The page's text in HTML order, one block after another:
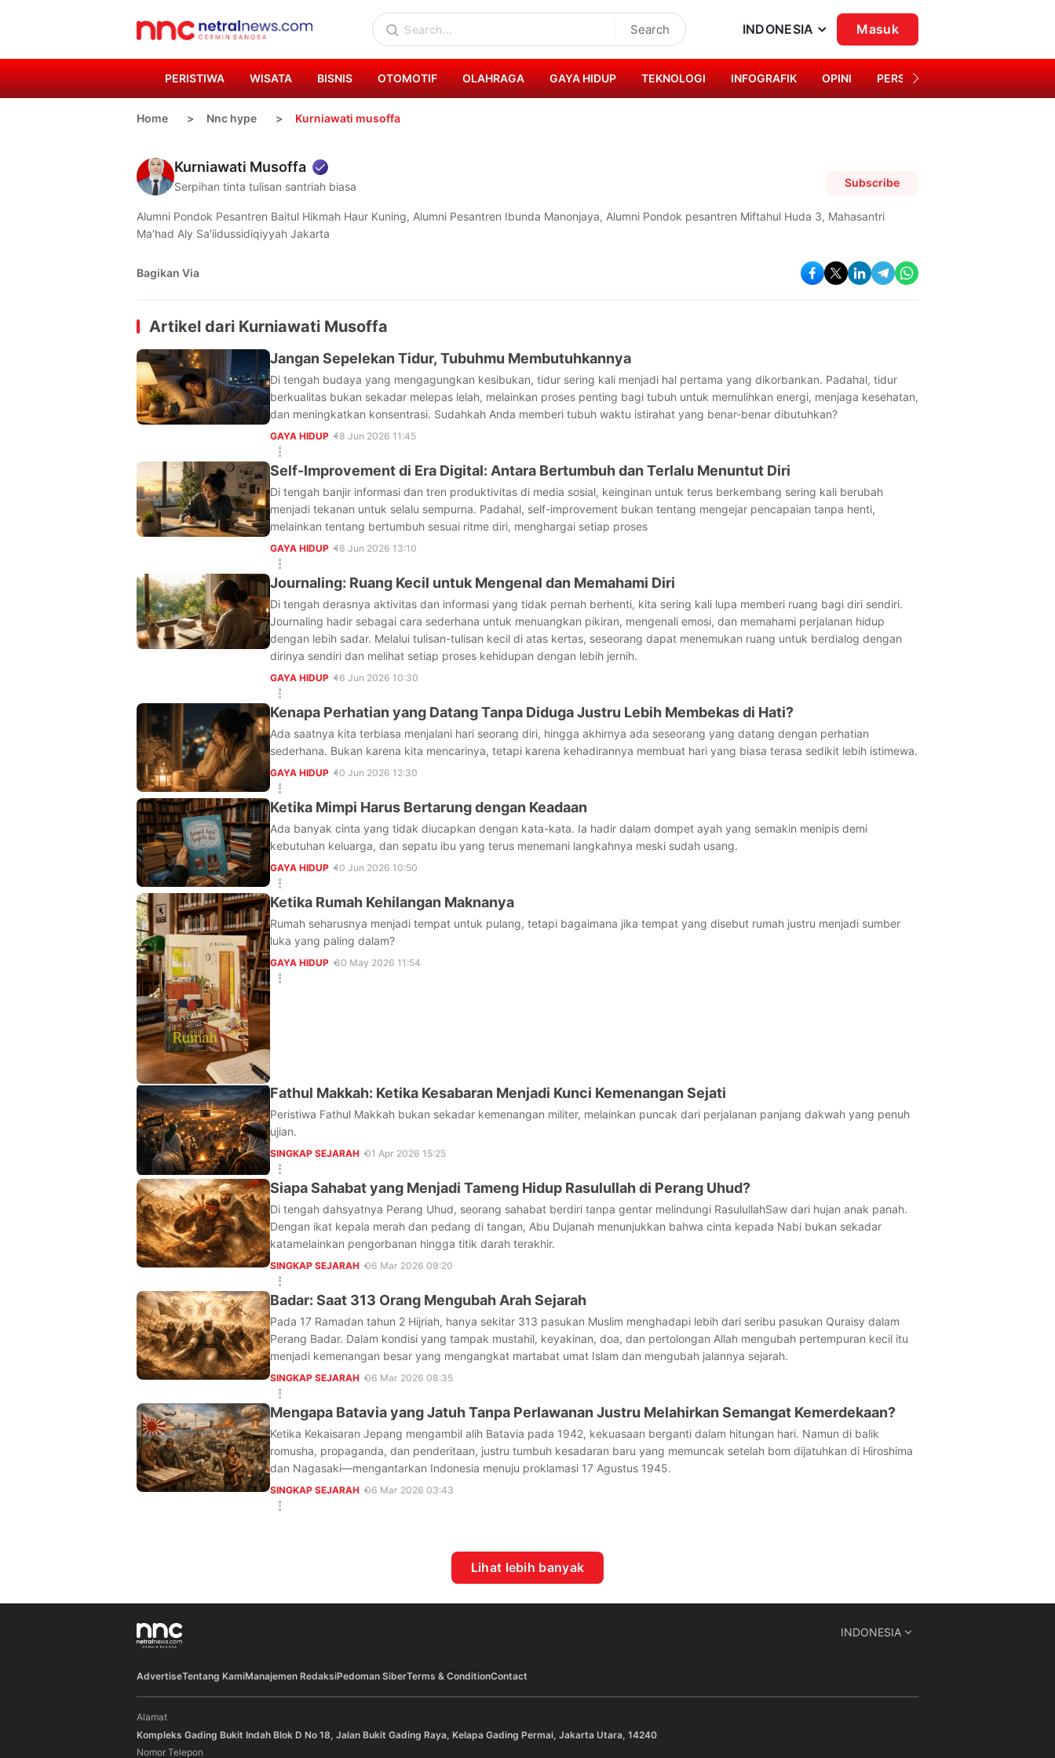
Search INDONESIA Masuk
PERISTIWA WISATA BISNIS OTOMOTIF OLAHRAGA GAYA HIDUP TEKNOLOGI INFOGRAFIK OPINI PERSONA
Home Nnc hype Kurniawati musoffa
Kurniawati Musoffa
Serpihan tinta tulisan santriah biasa Subscribe
Alumni Pondok Pesantren Baitul Hikmah Haur Kuning, Alumni Pesantren Ibunda Manonjaya, Alumni Pondok pesantren Miftahul Huda 3, Mahasantri
Ma'had Aly Sa'iidussidiqiyyah Jakarta
Bagikan Via
Artikel dari Kurniawati Musoffa
Jangan Sepelekan Tidur, Tubuhmu Membutuhkannya
Di tengah budaya yang mengagungkan kesibukan, tidur sering kali menjadi hal pertama yang dikorbankan. Padahal, tidur
berkualitas bukan sekadar melepas lelah, melainkan proses penting bagi tubuh untuk memulihkan energi, menjaga kesehatan,
dan meningkatkan konsentrasi. Sudahkah Anda memberi tubuh waktu istirahat yang benar-benar dibutuhkan?
GAYA HIDUP 18 Jun 2026 11:45
Self-Improvement di Era Digital: Antara Bertumbuh dan Terlalu Menuntut Diri
Di tengah banjir informasi dan tren produktivitas di media sosial, keinginan untuk terus berkembang sering kali berubah
menjadi tekanan untuk selalu sempurna. Padahal, self-improvement bukan tentang mengejar pencapaian tanpa henti,
melainkan tentang bertumbuh sesuai ritme diri, menghargai setiap proses
GAYA HIDUP 16 Jun 2026 13:10
Journaling: Ruang Kecil untuk Mengenal dan Memahami Diri
Di tengah derasnya aktivitas dan informasi yang tidak pernah berhenti, kita sering kali lupa memberi ruang bagi diri sendiri.
Journaling hadir sebagai cara sederhana untuk menuangkan pikiran, mengenali emosi, dan memahami perjalanan hidup
dengan lebih sadar. Melalui tulisan-tulisan kecil di atas kertas, seseorang dapat menemukan ruang untuk berdialog dengan
dirinya sendiri dan melihat setiap proses kehidupan dengan lebih jernih.
GAYA HIDUP 16 Jun 2026 10:30
Kenapa Perhatian yang Datang Tanpa Diduga Justru Lebih Membekas di Hati?
Ada saatnya kita terbiasa menjalani hari seorang diri, hingga akhirnya ada seseorang yang datang dengan perhatian
sederhana. Bukan karena kita mencarinya, tetapi karena kehadirannya membuat hari yang biasa terasa sedikit lebih istimewa.
GAYA HIDUP 10 Jun 2026 12:30
Ketika Mimpi Harus Bertarung dengan Keadaan
Ada banyak cinta yang tidak diucapkan dengan kata-kata. Ia hadir dalam dompet ayah yang semakin menipis demi
kebutuhan keluarga, dan sepatu ibu yang terus menemani langkahnya meski sudah usang.
GAYA HIDUP 10 Jun 2026 10:50
Ketika Rumah Kehilangan Maknanya
Rumah seharusnya menjadi tempat untuk pulang, tetapi bagaimana jika tempat yang disebut rumah justru menjadi sumber
luka yang paling dalam?
GAYA HIDUP 30 May 2026 11:54
Fathul Makkah: Ketika Kesabaran Menjadi Kunci Kemenangan Sejati
Peristiwa Fathul Makkah bukan sekadar kemenangan militer, melainkan puncak dari perjalanan panjang dakwah yang penuh
ujian.
SINGKAP SEJARAH 01 Apr 2026 15:25
Siapa Sahabat yang Menjadi Tameng Hidup Rasulullah di Perang Uhud?
Di tengah dahsyatnya Perang Uhud, seorang sahabat berdiri tanpa gentar melindungi RasulullahSaw dari hujan anak panah.
Dengan ikat kepala merah dan pedang di tangan, Abu Dujanah menunjukkan bahwa cinta kepada Nabi bukan sekadar
katamelainkan pengorbanan hingga titik darah terakhir.
SINGKAP SEJARAH 06 Mar 2026 09:20
Badar: Saat 313 Orang Mengubah Arah Sejarah
Pada 17 Ramadan tahun 2 Hijriah, hanya sekitar 313 pasukan Muslim menghadapi lebih dari seribu pasukan Quraisy dalam
Perang Badar. Dalam kondisi yang tampak mustahil, keyakinan, doa, dan pertolongan Allah mengubah pertempuran kecil itu
menjadi kemenangan besar yang mengangkat martabat umat Islam dan mengubah jalannya sejarah.
SINGKAP SEJARAH 06 Mar 2026 08:35
Mengapa Batavia yang Jatuh Tanpa Perlawanan Justru Melahirkan Semangat Kemerdekaan?
Ketika Kekaisaran Jepang mengambil alih Batavia pada 1942, kekuasaan berganti dalam hitungan hari. Namun di balik
romusha, propaganda, dan penderitaan, justru tumbuh kesadaran baru yang memuncak setelah bom dijatuhkan di Hiroshima
dan Nagasaki—mengantarkan Indonesia menuju proklamasi 17 Agustus 1945.
SINGKAP SEJARAH 06 Mar 2026 03:43
Lihat lebih banyak
INDONESIA
AdvertiseTentang KamiManajemen RedaksiPedoman SiberTerms & ConditionContact
Alamat
Kompleks Gading Bukit Indah Blok D No 18, Jalan Bukit Gading Raya, Kelapa Gading Permai, Jakarta Utara, 14240
Nomor Telepon